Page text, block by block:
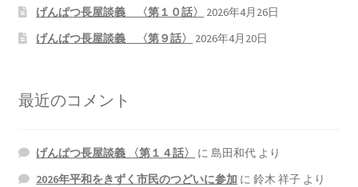
げんぱつ長屋談義 〈第１０話〉
2026年4月26日
げんぱつ長屋談義 〈第９話〉
2026年4月20日
最近のコメント
げんぱつ長屋談義 〈第１４話〉 に島田和代 より
2026年平和をきずく市民のつどいに参加 に鈴木 祥子 より